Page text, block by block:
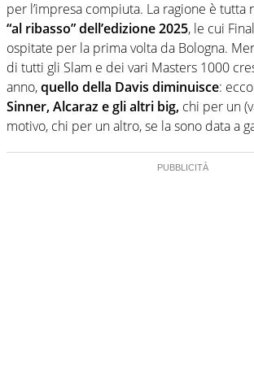
per l’impresa compiuta. La ragione è tutta
“al ribasso” dell’edizione 2025, le cui
ospitate per la prima volta da Bologna.
di tutti gli Slam e dei vari Masters 1000
anno,quello della Davis diminuisce:
Sinner, Alcaraz e gli altri big, chi per un
motivo, chi per un altro, se la sono data a